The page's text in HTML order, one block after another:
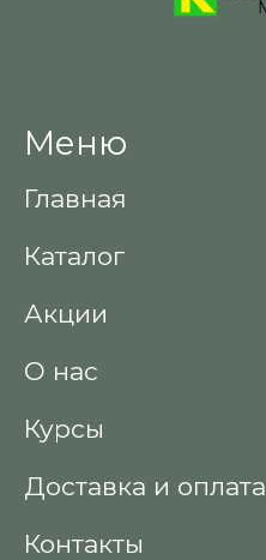
Меню
Главная
Каталог
Акции
О нас
Курсы
Доставка и оплата
Контакты